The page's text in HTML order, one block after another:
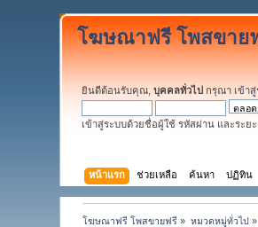
โฆษณาฟรี โพสขาย
ยินดีต้อนรับคุณ,บุคคลทั่วไป กรุณา เข้า
เข้าสู่ระบบด้วยชื่อผู้ใช้ รหัสผ่าน และระย
หน้าแรก ช่วยเหลือ ค้นหา ปฏิทิน
โฆษณาฟรี โพสขายฟรี » หมวดหมู่ทั่วไป»